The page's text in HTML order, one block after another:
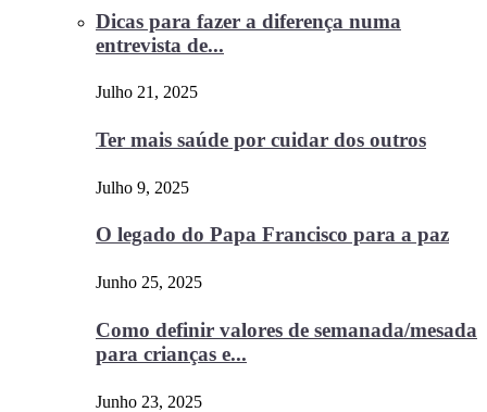
Dicas para fazer a diferença numa
entrevista de...
Julho 21, 2025
Ter mais saúde por cuidar dos outros
Julho 9, 2025
O legado do Papa Francisco para a paz
Junho 25, 2025
Como definir valores de semanada/mesada
para crianças e...
Junho 23, 2025